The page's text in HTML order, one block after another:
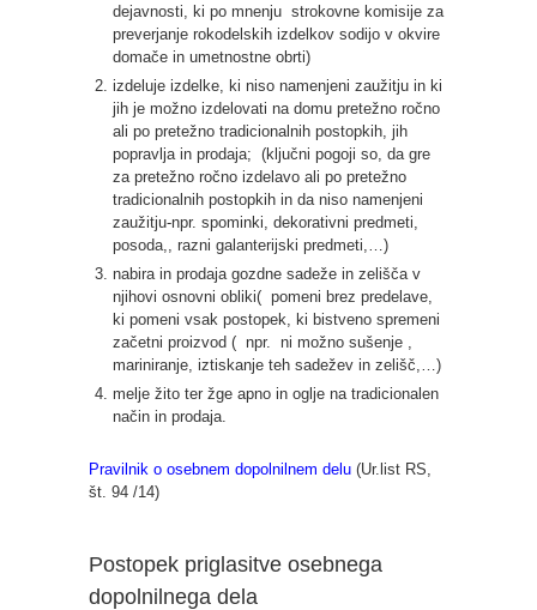
dejavnosti, ki po mnenju strokovne komisije za
preverjanje rokodelskih izdelkov sodijo v okvire
domače in umetnostne obrti)
izdeluje izdelke, ki niso namenjeni zaužitju in ki
jih je možno izdelovati na domu pretežno ročno
ali po pretežno tradicionalnih postopkih, jih
popravlja in prodaja; (ključni pogoji so, da gre
za pretežno ročno izdelavo ali po pretežno
tradicionalnih postopkih in da niso namenjeni
zaužitju-npr. spominki, dekorativni predmeti,
posoda,, razni galanterijski predmeti,…)
nabira in prodaja gozdne sadeže in zelišča v
njihovi osnovni obliki( pomeni brez predelave,
ki pomeni vsak postopek, ki bistveno spremeni
začetni proizvod ( npr. ni možno sušenje ,
mariniranje, iztiskanje teh sadežev in zelišč,…)
melje žito ter žge apno in oglje na tradicionalen
način in prodaja.
Pravilnik o osebnem dopolnilnem delu (Ur.list RS,
št. 94 /14)
Postopek priglasitve osebnega
dopolnilnega dela